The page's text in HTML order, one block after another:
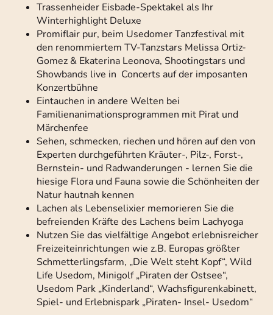
Trassenheider Eisbade-Spektakel als Ihr
Winterhighlight Deluxe
Promiflair pur, beim Usedomer Tanzfestival mit
den renommiertem TV-Tanzstars Melissa Ortiz-
Gomez & Ekaterina Leonova, Shootingstars und
Showbands live in Concerts auf der imposanten
Konzertbühne
Eintauchen in andere Welten bei
Familienanimationsprogrammen mit Pirat und
Märchenfee
Sehen, schmecken, riechen und hören auf den von
Experten durchgeführten Kräuter-, Pilz-, Forst-,
Bernstein- und Radwanderungen - lernen Sie die
hiesige Flora und Fauna sowie die Schönheiten der
Natur hautnah kennen
Lachen als Lebenselixier memorieren Sie die
befreienden Kräfte des Lachens beim Lachyoga
Nutzen Sie das vielfältige Angebot erlebnisreicher
Freizeiteinrichtungen wie z.B. Europas größter
Schmetterlingsfarm, „Die Welt steht Kopf“, Wild
Life Usedom, Minigolf „Piraten der Ostsee“,
Usedom Park „Kinderland“, Wachsfigurenkabinett,
Spiel- und Erlebnispark „Piraten- Insel- Usedom“